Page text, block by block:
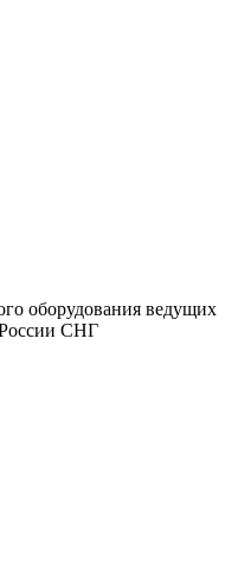
оборудования ведущих
СНГ